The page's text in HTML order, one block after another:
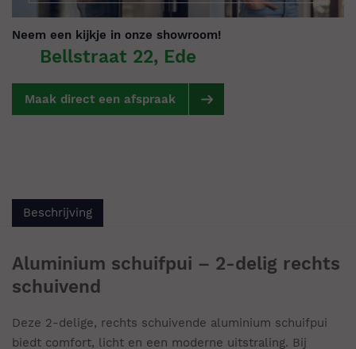
Neem een kijkje in onze showroom!
Bellstraat 22, Ede
Maak direct een afspraak
Beschrijving
Aluminium schuifpui – 2-delig rechts
schuivend
Deze 2-delige, rechts schuivende aluminium schuifpui
biedt comfort, licht en een moderne uitstraling. Bij